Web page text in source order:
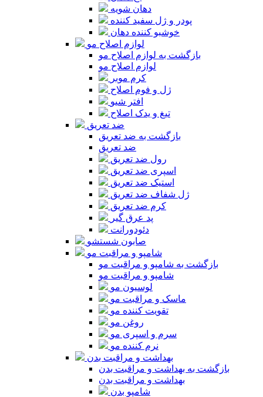
دهان شویه
پودر و ژل سفید کننده
خوشبو کننده دهان
لوازم اصلاح مو
بازگشت به لوازم اصلاح مو
لوازم اصلاح مو
کرم موبر
ژل و فوم اصلاح
افتر شیو
تیغ و یدک اصلاح
ضد تعریق
بازگشت به ضد تعریق
ضد تعریق
رول ضد تعریق
اسپری ضد تعریق
استیک ضد تعریق
ژل شفاف ضد تعریق
کرم ضد تعریق
پد عرق گیر
دئودورانت
صابون شستشو
شامپو و مراقبت مو
بازگشت به شامپو و مراقبت مو
شامپو و مراقبت مو
لوسیون مو
ماسک و مراقبت مو
تقویت کننده مو
روغن مو
سرم و اسپری مو
نرم کننده مو
بهداشت و مراقبت بدن
بازگشت به بهداشت و مراقبت بدن
بهداشت و مراقبت بدن
شامپو بدن